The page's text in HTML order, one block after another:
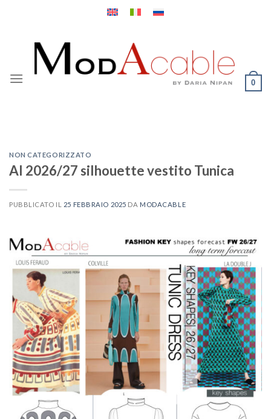
0
NON CATEGORIZZATO
AI 2026/27 silhouette vestito Tunica
PUBBLICATO IL 25 FEBBRAIO 2025 DA MODACABLE